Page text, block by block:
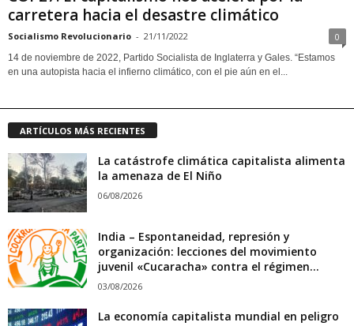
carretera hacia el desastre climático
Socialismo Revolucionario - 21/11/2022 0
14 de noviembre de 2022, Partido Socialista de Inglaterra y Gales. “Estamos
en una autopista hacia el infierno climático, con el pie aún en el...
ARTÍCULOS MÁS RECIENTES
La catástrofe climática capitalista alimenta
la amenaza de El Niño
06/08/2026
India – Espontaneidad, represión y
organización: lecciones del movimiento
juvenil «Cucaracha» contra el régimen...
03/08/2026
La economía capitalista mundial en peligro